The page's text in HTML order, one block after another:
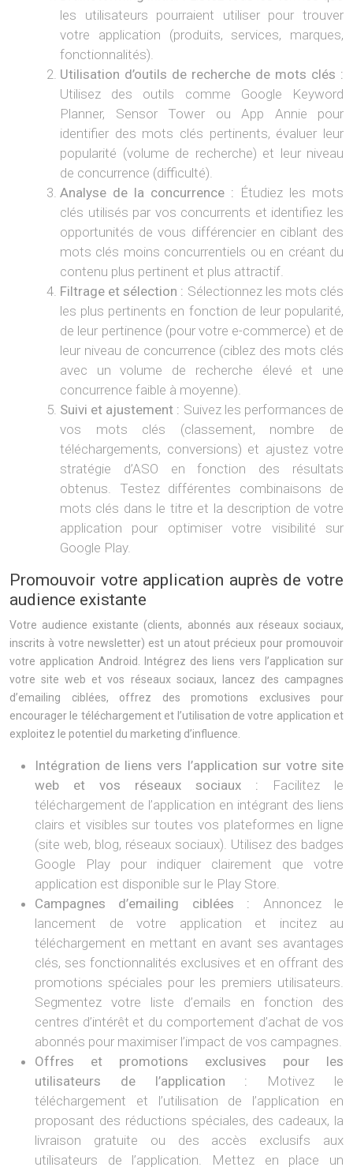
les utilisateurs pourraient utiliser pour trouver
votre application (produits, services, marques,
fonctionnalités).
Utilisation d’outils de recherche de mots clés :
Utilisez des outils comme Google Keyword
Planner, Sensor Tower ou App Annie pour
identifier des mots clés pertinents, évaluer leur
popularité (volume de recherche) et leur niveau
de concurrence (difficulté).
Analyse de la concurrence : Étudiez les mots
clés utilisés par vos concurrents et identifiez les
opportunités de vous différencier en ciblant des
mots clés moins concurrentiels ou en créant du
contenu plus pertinent et plus attractif.
Filtrage et sélection : Sélectionnez les mots clés
les plus pertinents en fonction de leur popularité,
de leur pertinence (pour votre e-commerce) et de
leur niveau de concurrence (ciblez des mots clés
avec un volume de recherche élevé et une
concurrence faible à moyenne).
Suivi et ajustement : Suivez les performances de
vos mots clés (classement, nombre de
téléchargements, conversions) et ajustez votre
stratégie d’ASO en fonction des résultats
obtenus. Testez différentes combinaisons de
mots clés dans le titre et la description de votre
application pour optimiser votre visibilité sur
Google Play.
Promouvoir votre application auprès de votre
audience existante
Votre audience existante (clients, abonnés aux réseaux sociaux,
inscrits à votre newsletter) est un atout précieux pour promouvoir
votre application Android. Intégrez des liens vers l’application sur
votre site web et vos réseaux sociaux, lancez des campagnes
d’emailing ciblées, offrez des promotions exclusives pour
encourager le téléchargement et l’utilisation de votre application et
exploitez le potentiel du marketing d’influence.
Intégration de liens vers l’application sur votre site
web et vos réseaux sociaux : Facilitez le
téléchargement de l’application en intégrant des liens
clairs et visibles sur toutes vos plateformes en ligne
(site web, blog, réseaux sociaux). Utilisez des badges
Google Play pour indiquer clairement que votre
application est disponible sur le Play Store.
Campagnes d’emailing ciblées : Annoncez le
lancement de votre application et incitez au
téléchargement en mettant en avant ses avantages
clés, ses fonctionnalités exclusives et en offrant des
promotions spéciales pour les premiers utilisateurs.
Segmentez votre liste d’emails en fonction des
centres d’intérêt et du comportement d’achat de vos
abonnés pour maximiser l’impact de vos campagnes.
Offres et promotions exclusives pour les
utilisateurs de l’application : Motivez le
téléchargement et l’utilisation de l’application en
proposant des réductions spéciales, des cadeaux, la
livraison gratuite ou des accès exclusifs aux
utilisateurs de l’application. Mettez en place un